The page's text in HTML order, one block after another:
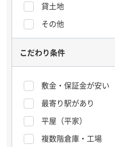
貸土地
その他
こだわり条件
敷金・保証金が安い
最寄り駅があり
平屋（平家）
複数階倉庫・工場